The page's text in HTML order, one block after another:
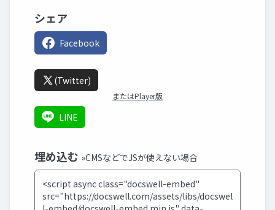
シェア
Facebook
(Twitter)
またはPlayer版
LINE
埋め込む »CMSなどでJSが使えない場合